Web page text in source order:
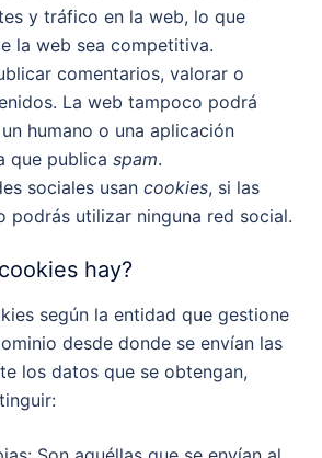
y tráfico en la web, lo que
la web sea competitiva.
comentarios, valorar o
La web tampoco podrá
humano o una aplicación
que publica spam.
sociales usan cookies, si las
podrás utilizar ninguna red social.
hay?
según la entidad que gestione
desde donde se envían las
los datos que se obtengan,